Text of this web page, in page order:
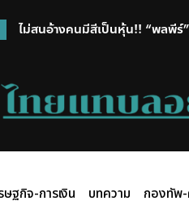
ไม่สนอ้างคนมีสีเป็นหุ้น!! “พลพีร์
ษฐกิจ-การเงิน บทความ กองทัพ